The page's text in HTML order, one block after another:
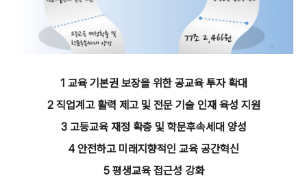
1 교육 기본권 보장을 위한 공교육 투자 확대
2 직업계고 활력 제고 및 전문 기술 인재 육성 지원
3 고등교육 재정 확충 및 학문후속세대 양성
4 안전하고 미래지향적인 교육 공간혁신
5 평생교육 접근성 강화